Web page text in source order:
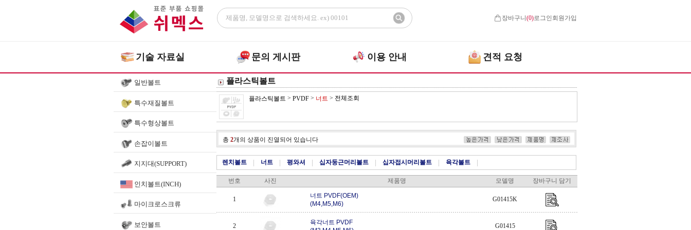
장바구니(0)로그인 회원가입
기술 자료실 문의 게시판 이용 안내 견적 요청
일반볼트
특수재질볼트
특수형상볼트
손잡이볼트
지지대(SUPPORT)
인치볼트(INCH)
마이크로스크류
보안볼트
플라스틱볼트
플라스틱볼트 > PVDF > 너트 > 전체조회
총 2개의 상품이 진열되어 있습니다
렌치볼트 너트 평와셔 십자둥근머리볼트 십자접시머리볼트 육각볼트
번호 사진 제품명 모델명 장바구니 담기
1
너트 PVDF(OEM)
(M4,M5,M6)
G01415K
2
육각너트 PVDF
G01415